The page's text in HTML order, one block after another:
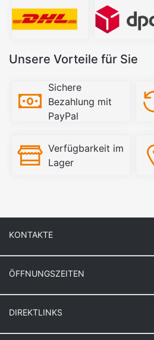
Unsere Vorteile für Sie
Sichere
Bezahlung mit
PayPal
Verfügbarkeit im
Lager
KONTAKTE
47918 Tönisvorst
ÖFFNUNGSZEITEN
Montag – Donnerstag
DIREKTLINKS